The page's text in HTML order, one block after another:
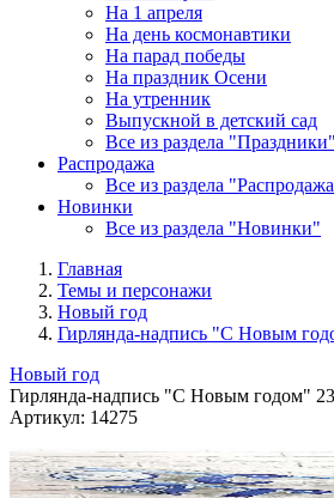
На 1 апреля
На день космонавтики
На парад победы
На праздник Осени
На утренник
Выпускной в детский сад
Все из раздела "Праздники"
Распродажа
Все из раздела
Новинки
Все из раздела "Новинки"
Главная
Темы и персонажи
Новый год
Гирлянда-надпись "С Новым
Новый год
Гирлянда-надпись "С Новым годом"
Артикул: 14275